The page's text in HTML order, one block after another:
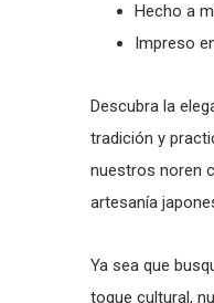
Hecho a
Impreso
Descubra la
tradición y
nuestros noren
artesanía
Ya sea que
toque cultural,